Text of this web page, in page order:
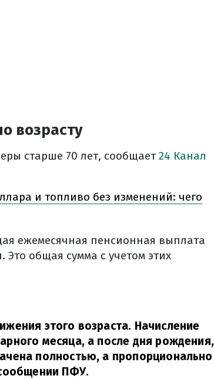
возрасту
старше 70 лет, сообщает24 Канал
и топливо без изменений: чего
ежемесячная пенсионная выплата
общая сумма с учетом этих
этого возраста. Начисление
месяца, а после дня рождения,
полностью, а пропорционально
ПФУ.